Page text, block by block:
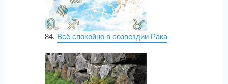
84. Всё спокойно в созвездии Рака